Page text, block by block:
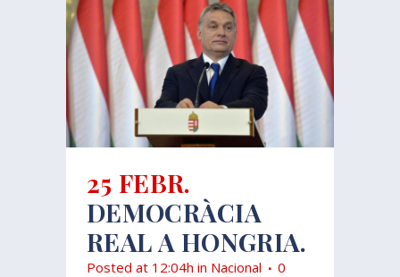
25 FEBR.
DEMOCRÀCIA
REAL A HONGRIA.
Posted at 12:04h in Nacional
0